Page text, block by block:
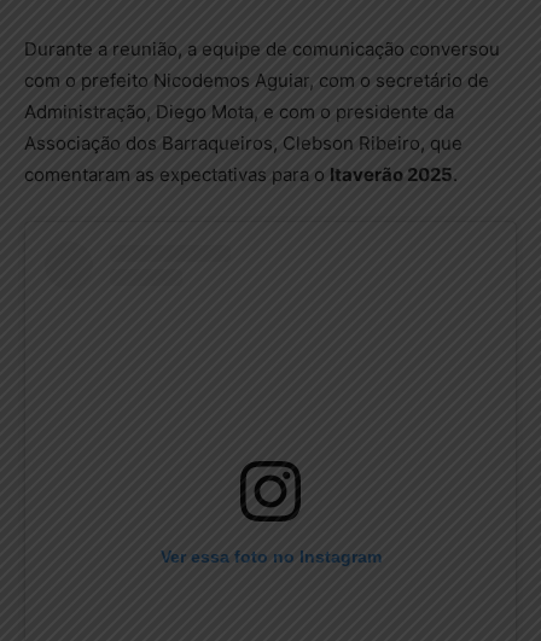
Durante a reunião, a equipe de comunicação conversou
com o prefeito Nicodemos Aguiar, com o secretário de
Administração, Diego Mota, e com o presidente da
Associação dos Barraqueiros, Clebson Ribeiro, que
comentaram as expectativas para o Itaverão 2025.
Ver essa foto no Instagram